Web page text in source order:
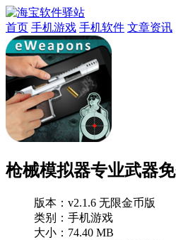
首页 手机游戏 手机软件 文章资讯
枪械模拟器专业武器
版本： v2.1.6 无限金币版
类别：手机游戏
大小：74.40 MB